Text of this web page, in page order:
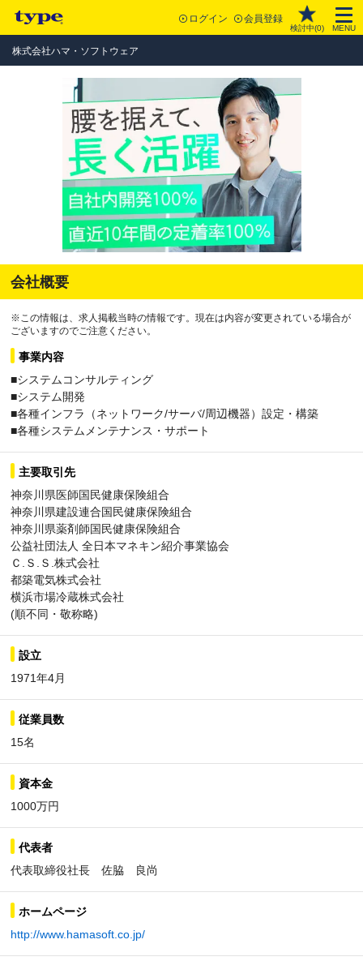
ログイン 会員登録
検討中(0) MENU
株式会社ハマ・ソフトウェア
会社概要
※この情報は、求人掲載当時の情報です。現在は内容が変更されている場合が
ございますのでご注意ください。
事業内容
■システムコンサルティング
■システム開発
■各種インフラ（ネットワーク/サーバ/周辺機器）設定・構築
■各種システムメンテナンス・サポート
主要取引先
神奈川県医師国民健康保険組合
神奈川県建設連合国民健康保険組合
神奈川県薬剤師国民健康保険組合
公益社団法人 全日本マネキン紹介事業協会
Ｃ.Ｓ.Ｓ.株式会社
都築電気株式会社
横浜市場冷蔵株式会社
(順不同・敬称略)
設立
1971年4月
従業員数
15名
資本金
1000万円
代表者
代表取締役社長 佐脇 良尚
ホームページ
http://www.hamasoft.co.jp/